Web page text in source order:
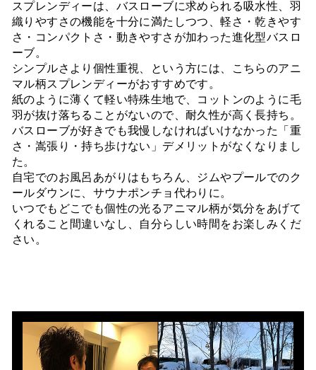
スプレンディーは、バスローブに求められる吸水性、羽
織りやすさの機能を十分に満たしつつ、軽さ・乾きやす
さ・コンパクトさ・動きやすさが加わった進化型バスロ
ーブ。
シンプルさより個性重視、という方には、こちらのアニ
マル柄スプレンディーがおすすめです。
紙のように薄くて軽い特殊生地で、コットンのように毛
羽が抜け落ちることがないので、耐久性が高く長持ち。
バスローブが好きでも我慢しなければいけなかった「重
さ・嵩張り・持ち歩けない」デメリットがなくなりまし
た。
自宅でのお風呂あがりはもちろん、ジムやプールでのク
ールダウンに、サウナポンチョ代わりに。
いつでもどこでも個性の光るアニマル柄が気分をあげて
くれること間違いなし、自分らしい時間をお楽しみくだ
さい。